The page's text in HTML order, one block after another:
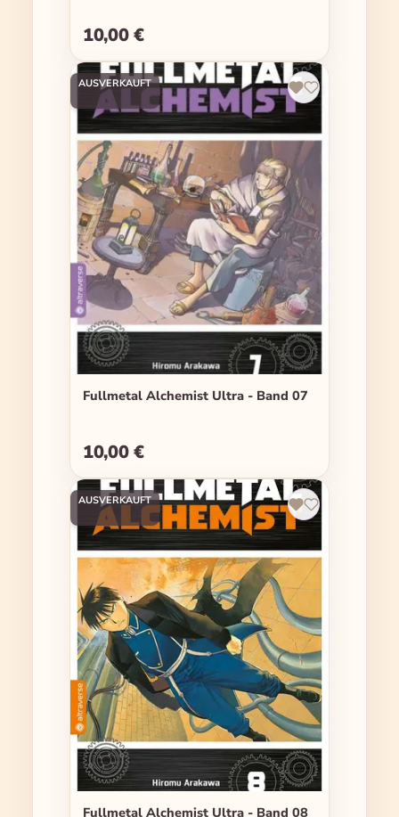
Regulärer Preis:
10,00 €
AUSVERKAUFT
Fullmetal Alchemist Ultra - Band 07
Regulärer Preis:
10,00 €
AUSVERKAUFT
Fullmetal Alchemist Ultra - Band 08